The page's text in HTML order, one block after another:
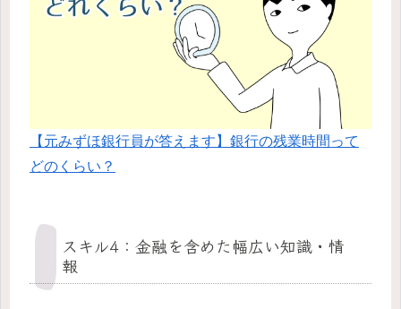
【元みずほ銀行員が答えます】銀行の残業時間って
どのくらい？
スキル4：金融を含めた幅広い知識・情
報